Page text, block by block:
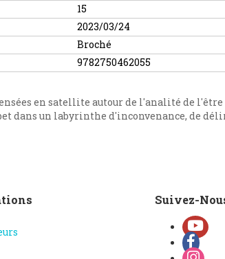
15
2023/03/24
Broché
9782750462055
en satellite autour de l'analité de
dans un labyrinthe d'inconvenance, de
Suivez-